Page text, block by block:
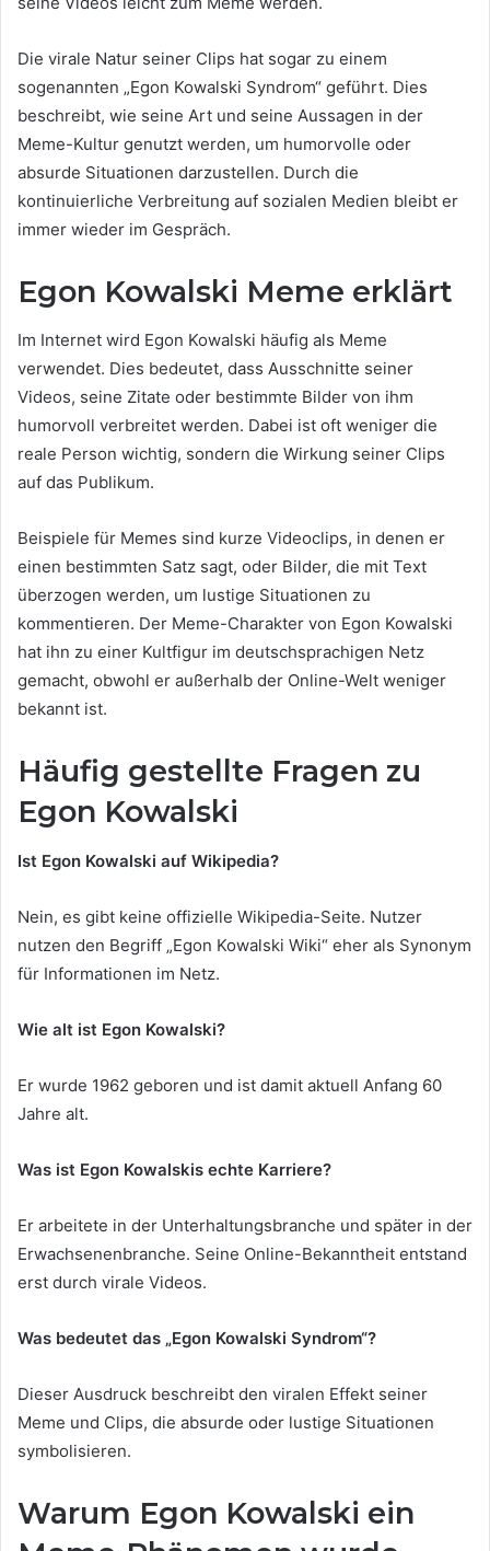
Die virale Natur seiner Clips hat sogar zu einem
sogenannten „Egon Kowalski Syndrom“ geführt. Dies
beschreibt, wie seine Art und seine Aussagen in der
Meme-Kultur genutzt werden, um humorvolle oder
absurde Situationen darzustellen. Durch die
kontinuierliche Verbreitung auf sozialen Medien bleibt er
immer wieder im Gespräch.
Egon Kowalski Meme erklärt
Im Internet wird Egon Kowalski häufig als Meme
verwendet. Dies bedeutet, dass Ausschnitte seiner
Videos, seine Zitate oder bestimmte Bilder von ihm
humorvoll verbreitet werden. Dabei ist oft weniger die
reale Person wichtig, sondern die Wirkung seiner Clips
auf das Publikum.
Beispiele für Memes sind kurze Videoclips, in denen er
einen bestimmten Satz sagt, oder Bilder, die mit Text
überzogen werden, um lustige Situationen zu
kommentieren. Der Meme-Charakter von Egon Kowalski
hat ihn zu einer Kultfigur im deutschsprachigen Netz
gemacht, obwohl er außerhalb der Online-Welt weniger
bekannt ist.
Häufig gestellte Fragen zu
Egon Kowalski
Ist Egon Kowalski auf Wikipedia?
Nein, es gibt keine offizielle Wikipedia-Seite. Nutzer
nutzen den Begriff „Egon Kowalski Wiki“ eher als Synonym
für Informationen im Netz.
Wie alt ist Egon Kowalski?
Er wurde 1962 geboren und ist damit aktuell Anfang 60
Jahre alt.
Was ist Egon Kowalskis echte Karriere?
Er arbeitete in der Unterhaltungsbranche und später in der
Erwachsenenbranche. Seine Online-Bekanntheit entstand
erst durch virale Videos.
Was bedeutet das „Egon Kowalski Syndrom“?
Dieser Ausdruck beschreibt den viralen Effekt seiner
Meme und Clips, die absurde oder lustige Situationen
symbolisieren.
Warum Egon Kowalski ein